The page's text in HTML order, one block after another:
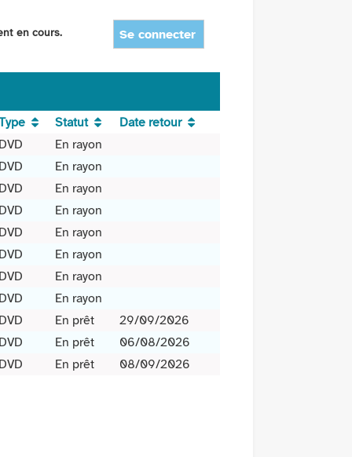
en cours. Se connecter
Statut
Date retour
DVD
En rayon
DVD
En rayon
DVD
En rayon
DVD
En rayon
DVD
En rayon
DVD
En rayon
DVD
En rayon
DVD
En rayon
DVD En prêt
29/09/2026
DVD En prêt
06/08/2026
DVD En prêt 08/09/2026